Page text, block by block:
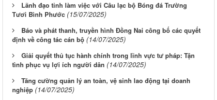
Lãnh đạo tỉnh làm việc với Câu lạc bộ Bóng đá Trường
Tươi Bình Phước (15/07/2025)
Báo và phát thanh, truyền hình Đồng Nai công bố các quyết
định về công tác cán bộ (14/07/2025)
Giải quyết thủ tục hành chính trong lĩnh vực tư pháp: Tận
tình phục vụ lợi ích người dân (14/07/2025)
Tăng cường quản lý an toàn, vệ sinh lao động tại doanh
nghiệp (14/07/2025)